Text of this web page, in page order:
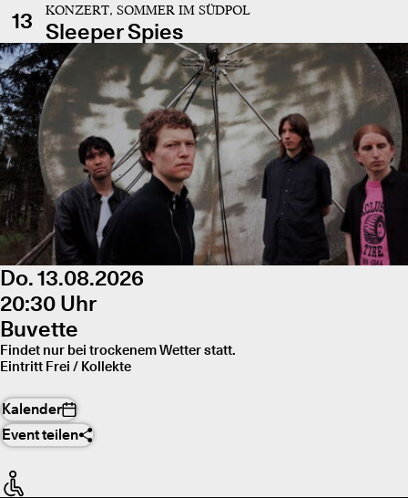
13
KONZERT, SOMMER IM SÜDPOL
Sleeper Spies
Do. 13.08.2026
20:30 Uhr
Buvette
Findet nur bei trockenem Wetter statt.
Eintritt Frei / Kollekte
Kalender
Event teilen